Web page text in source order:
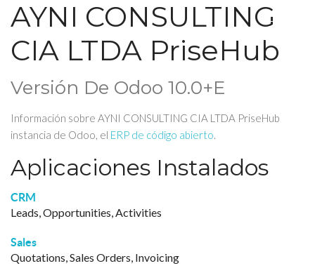
AYNI CONSULTING
CIA LTDA PriseHub
Versión De Odoo 10.0+e
Información sobre AYNI CONSULTING CIA LTDA PriseHub
instancia de Odoo, el ERP de código abierto.
Aplicaciones Instalados
CRM
Leads, Opportunities, Activities
Sales
Quotations, Sales Orders, Invoicing